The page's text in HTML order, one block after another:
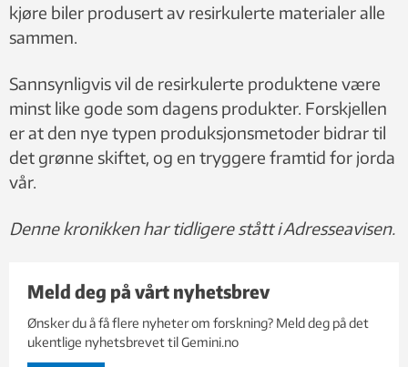
kjøre biler produsert av resirkulerte materialer alle
sammen.
Sannsynligvis vil de resirkulerte produktene være
minst like gode som dagens produkter. Forskjellen
er at den nye typen produksjonsmetoder bidrar til
det grønne skiftet, og en tryggere framtid for jorda
vår.
Denne kronikken har tidligere stått i Adresseavisen.
Meld deg på vårt nyhetsbrev
Ønsker du å få flere nyheter om forskning? Meld deg på det
ukentlige nyhetsbrevet til Gemini.no